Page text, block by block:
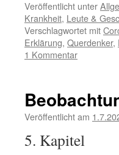
Veröffentlicht unter
Krankheit, Leute &
Verschlagwortet mit
Erklärung, Querdenker,
1 Kommentar
Veröffentlicht am
5. Kapitel